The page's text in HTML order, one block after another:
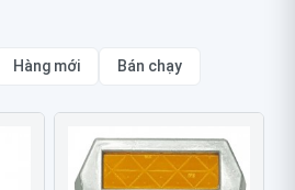
Hàng mới Bán chạy